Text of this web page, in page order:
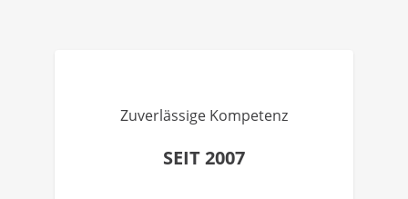
Zuverlässige Kompetenz
SEIT 2007